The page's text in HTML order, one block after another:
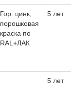
Гор. цинк,
порошковая
краска по
RAL+ЛАК
5 лет
5 лет